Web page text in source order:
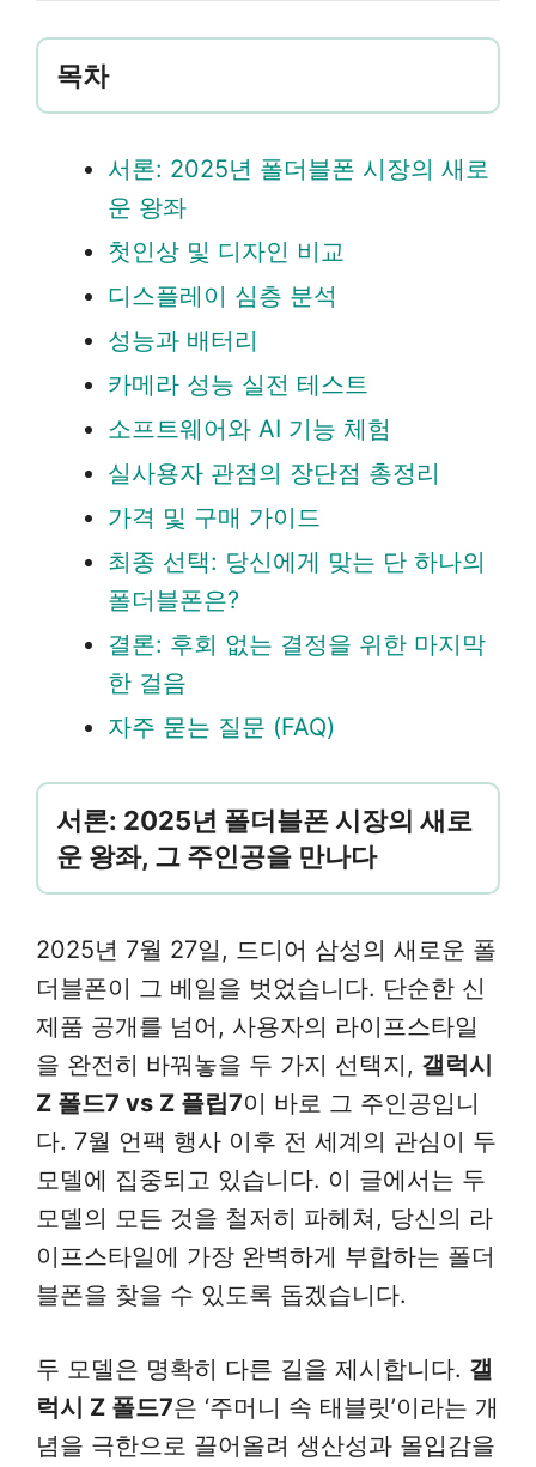
목차
서론: 2025년 폴더블폰 시장의 새로
운 왕좌
첫인상 및 디자인 비교
디스플레이 심층 분석
성능과 배터리
카메라 성능 실전 테스트
소프트웨어와 AI 기능 체험
실사용자 관점의 장단점 총정리
가격 및 구매 가이드
최종 선택: 당신에게 맞는 단 하나의
폴더블폰은?
결론: 후회 없는 결정을 위한 마지막
한 걸음
자주 묻는 질문 (FAQ)
서론: 2025년 폴더블폰 시장의 새로
운 왕좌, 그 주인공을 만나다
2025년 7월 27일, 드디어 삼성의 새로운 폴
더블폰이 그 베일을 벗었습니다. 단순한 신
제품 공개를 넘어, 사용자의 라이프스타일
을 완전히 바꿔놓을 두 가지 선택지, 갤럭시
Z 폴드7 vs Z 플립7이 바로 그 주인공입니
다. 7월 언팩 행사 이후 전 세계의 관심이 두
모델에 집중되고 있습니다. 이 글에서는 두
모델의 모든 것을 철저히 파헤쳐, 당신의 라
이프스타일에 가장 완벽하게 부합하는 폴더
블폰을 찾을 수 있도록 돕겠습니다.
두 모델은 명확히 다른 길을 제시합니다. 갤
럭시 Z 폴드7은 ‘주머니 속 태블릿’이라는 개
념을 극한으로 끌어올려 생산성과 몰입감을